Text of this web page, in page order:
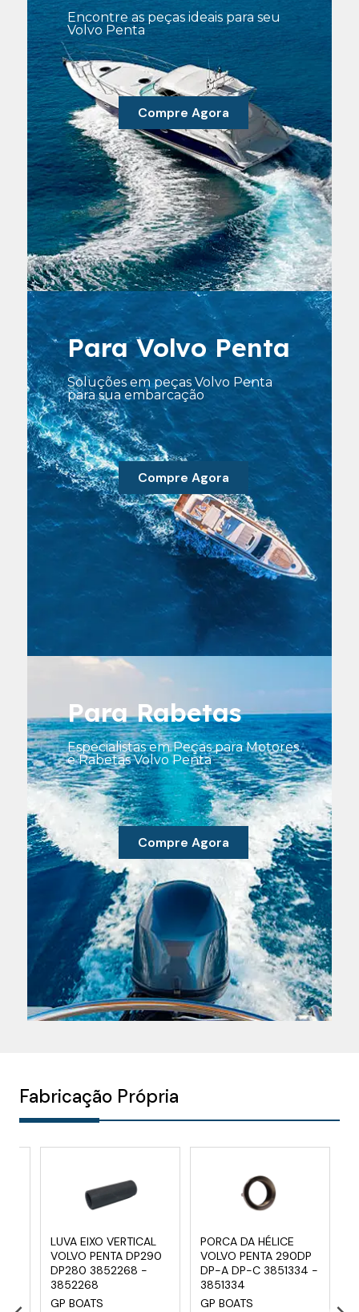
Encontre as peças ideais para seu
Volvo Penta
Compre Agora
Para Volvo Penta
Soluções em peças Volvo Penta
para sua embarcação
Compre Agora
Para Rabetas
Especialistas em Peças para Motores
e Rabetas Volvo Penta
Compre Agora
Fabricação Própria
LUVA EIXO VERTICAL
VOLVO PENTA DP290
DP280 3852268 -
3852268
GP BOATS
PORCA DA HÉLICE
VOLVO PENTA 290DP
DP-A DP-C 3851334 -
3851334
GP BOATS